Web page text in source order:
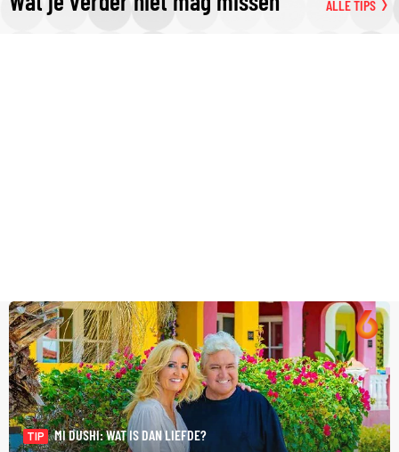
ALLE TIPS
TIP
MI DUSHI: WAT IS DAN LIEFDE?